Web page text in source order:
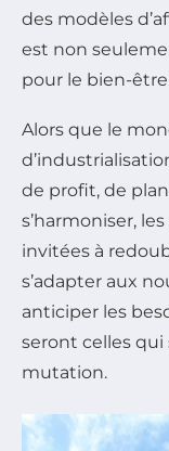
des modèles
est non
pour le bien-
Alors que le
de profit, de
s’harmoniser,
invitées à
s’adapter aux
anticiper les
seront celles qui
mutation.